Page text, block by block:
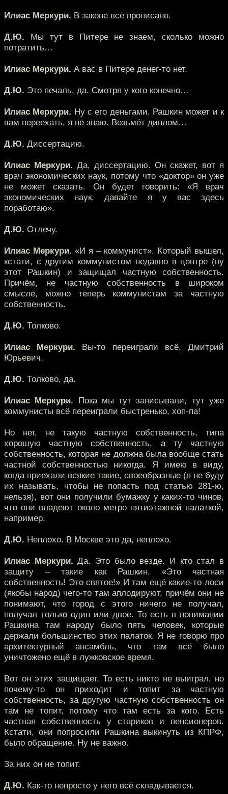
Илиас Меркури. В законе всё прописано.
Д.Ю. Мы тут в Питере не знаем, сколько можно
потратить…
Илиас Меркури. А вас в Питере денег-то нет.
Д.Ю. Это печаль, да. Смотря у кого конечно…
Илиас Меркури. Ну с его деньгами, Рашкин может и к
вам переехать, я не знаю. Возьмёт диплом…
Д.Ю. Диссертацию.
Илиас Меркури. Да, диссертацию. Он скажет, вот я
врач экономических наук, потому что «доктор» он уже
не может сказать. Он будет говорить: «Я врач
экономических наук, давайте я у вас здесь
поработаю».
Д.Ю. Отлечу.
Илиас Меркури. «И я – коммунист». Который вышел,
кстати, с другим коммунистом недавно в центре (ну
этот Рашкин) и защищал частную собственность.
Причём, не частную собственность в широком
смысле, можно теперь коммунистам за частную
собственность.
Д.Ю. Толково.
Илиас Меркури. Вы-то переиграли всё, Дмитрий
Юрьевич.
Д.Ю. Толково, да.
Илиас Меркури. Пока мы тут записывали, тут уже
коммунисты всё переиграли быстренько, хоп-па!
Но нет, не такую частную собственность, типа
хорошую частную собственность, а ту частную
собственность, которая не должна была вообще стать
частной собственностью никогда. Я имею в виду,
когда приехали всякие такие, своеобразные (я не буду
их называть, чтобы не попасть под статью 281-ю,
нельзя), вот они получили бумажку у каких-то чинов,
что они владеют около метро пятиэтажной палаткой,
например.
Д.Ю. Неплохо. В Москве это да, неплохо.
Илиас Меркури. Да. Это было везде. И кто стал в
защиту – такие как Рашкин. «Это частная
собственность! Это святое!» И там ещё какие-то лоси
(якобы народ) чего-то там аплодируют, причём они не
понимают, что город с этого ничего не получал,
получал только один или двое. То есть в понимании
Рашкина там народу было пять человек, которые
держали большинство этих палаток. Я не говорю про
архитектурный ансамбль, что там всё было
уничтожено ещё в лужковское время.
Вот он этих защищает. То есть никто не выиграл, но
почему-то он приходит и топит за частную
собственность, за другую частную собственность он
там не топит, потому что там есть за кого. Есть
частная собственность у стариков и пенсионеров.
Кстати, они попросили Рашкина выкинуть из КПРФ,
было обращение. Ну не важно.
За них он не топит.
Д.Ю. Как-то непросто у него всё складывается.